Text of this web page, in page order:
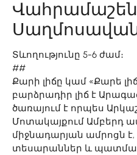
Տևողությունը 5-6 ժամ։
##
Քարի լիճը կամ «Քարե
բարձրադիր լիճ է
ծառայում է որպես
Մոտակայքում Ամբերդ
միջնադարյան ամրոցն է,
տեսարաններ և